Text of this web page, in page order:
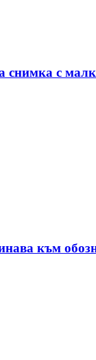
снимка с
към